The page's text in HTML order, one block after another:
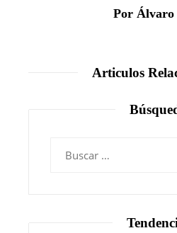
Por Álvaro
Articulos